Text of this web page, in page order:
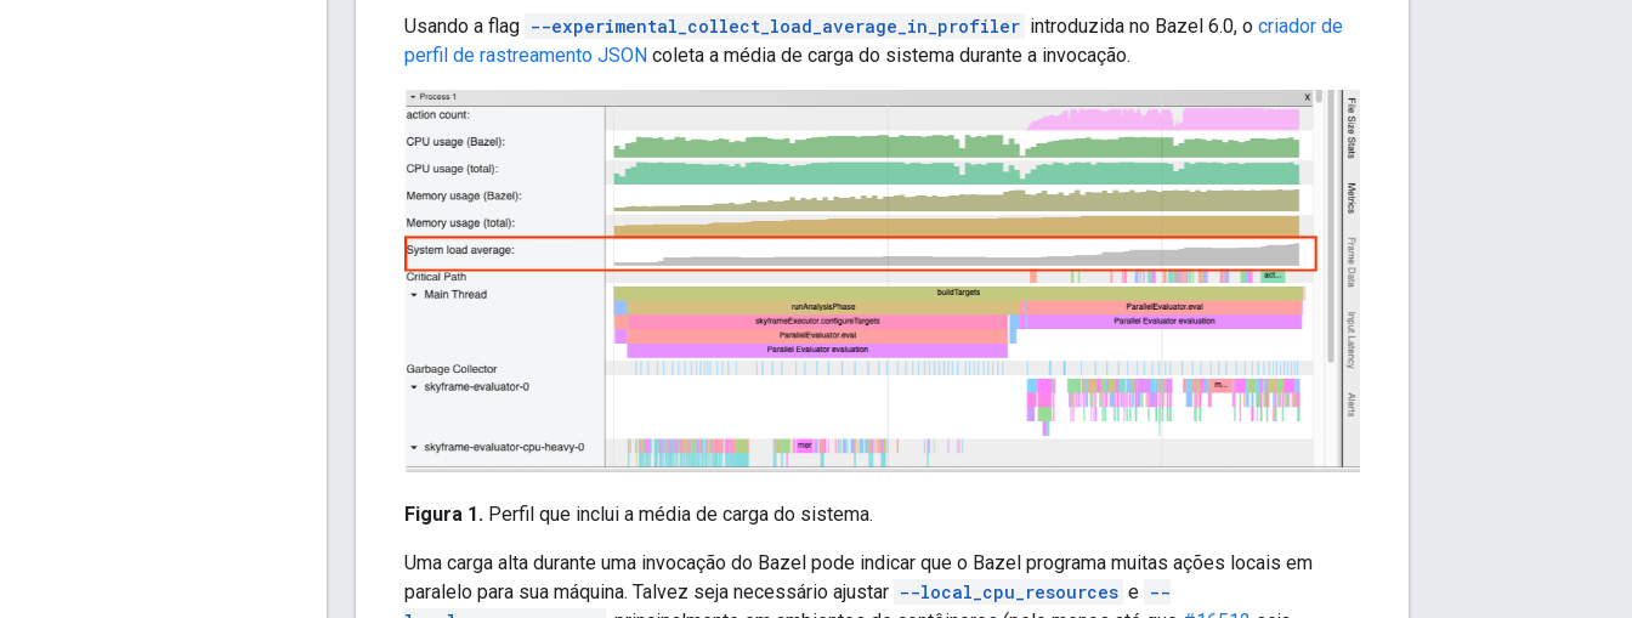
Usando a flag --experimental_collect_load_average_in_profiler introduzida no Bazel 6.0, o criador de
perfil de rastreamento JSON coleta a média de carga do sistema durante a invocação.
Figura 1. Perfil que inclui a média de carga do sistema.
Uma carga alta durante uma invocação do Bazel pode indicar que o Bazel programa muitas ações locais em
paralelo para sua máquina. Talvez seja necessário ajustar --local_cpu_resources e --